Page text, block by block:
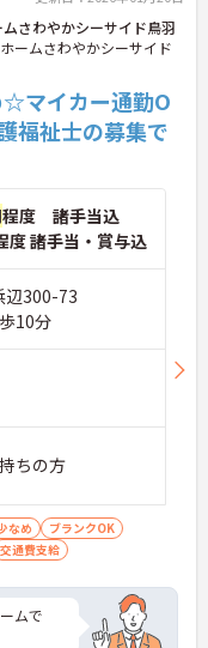
さわやかシーサイド鳥羽
ームさわやかシーサイド
☆マイカー通勤O
福祉士の募集で
程度 諸手当込
度 諸手当・賞与込
辺300-73
10分
ちの方
なめ
ブランクOK
交通費支給
ムで